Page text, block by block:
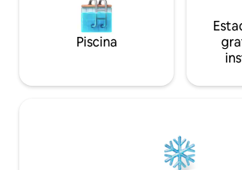
Piscina